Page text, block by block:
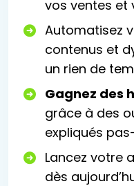
vos ventes et
Automatisez
contenus et
un rien de
Gagnez des
grâce à des
expliqués
Lancez votre
dès